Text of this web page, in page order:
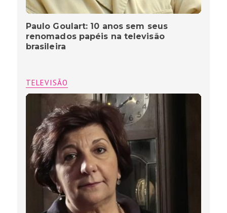
Paulo Goulart: 10 anos sem seus
renomados papéis na televisão
brasileira
TELEVISÃO